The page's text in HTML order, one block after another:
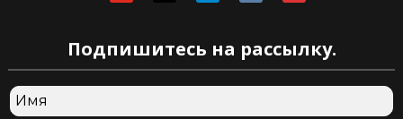
Подпишитесь на рассылку.